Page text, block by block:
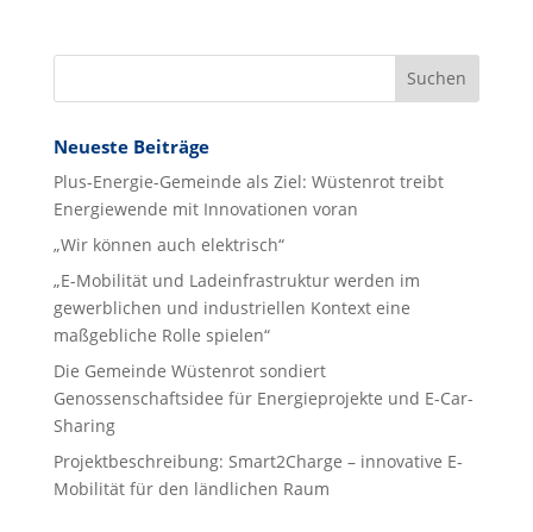
Neueste Beiträge
Plus-Energie-Gemeinde als Ziel: Wüstenrot treibt
Energiewende mit Innovationen voran
„Wir können auch elektrisch“
„E-Mobilität und Ladeinfrastruktur werden im
gewerblichen und industriellen Kontext eine
maßgebliche Rolle spielen“
Die Gemeinde Wüstenrot sondiert
Genossenschaftsidee für Energieprojekte und E-Car-
Sharing
Projektbeschreibung: Smart2Charge – innovative E-
Mobilität für den ländlichen Raum